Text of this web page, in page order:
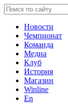
Новости
Чемпионат
Команда
Медиа
Клуб
История
Магазин
Winline
En